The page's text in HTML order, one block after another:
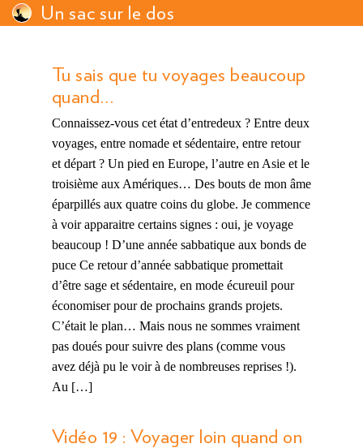
Un sac sur le dos
Tu sais que tu voyages beaucoup
quand…
Connaissez-vous cet état d’entredeux ? Entre deux
voyages, entre nomade et sédentaire, entre retour
et départ ? Un pied en Europe, l’autre en Asie et le
troisième aux Amériques… Des bouts de mon âme
éparpillés aux quatre coins du globe. Je commence
à voir apparaitre certains signes : oui, je voyage
beaucoup ! D’une année sabbatique aux bonds de
puce Ce retour d’année sabbatique promettait
d’être sage et sédentaire, en mode écureuil pour
économiser pour de prochains grands projets.
C’était le plan… Mais nous ne sommes vraiment
pas doués pour suivre des plans (comme vous
avez déjà pu le voir à de nombreuses reprises !).
Au […]
Vidéo 19 : Voyager loin quand on